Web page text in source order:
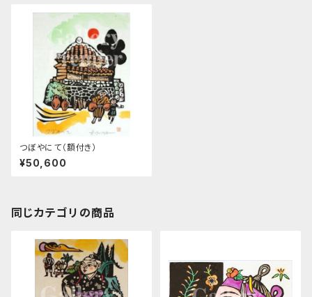
つぼやにて（額付き）
¥50,600
同じカテゴリの商品